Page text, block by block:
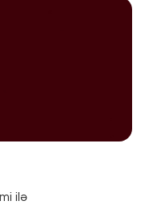
ilə